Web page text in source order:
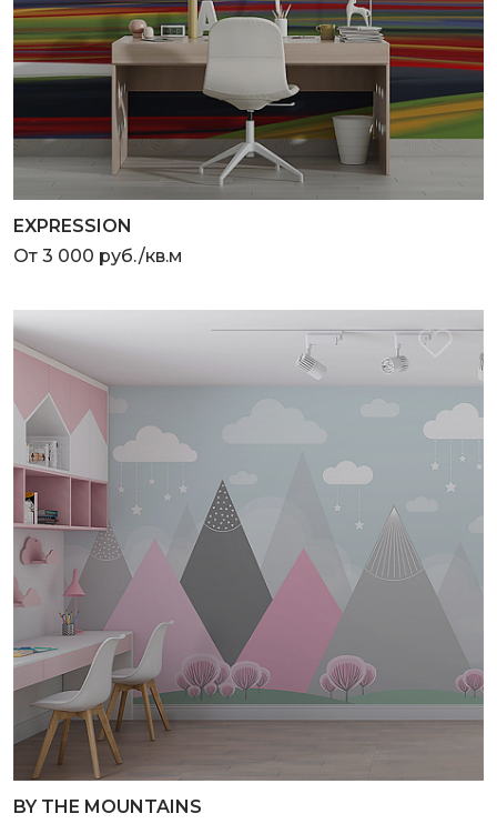
EXPRESSION
От 3 000 руб./кв.м
BY THE MOUNTAINS